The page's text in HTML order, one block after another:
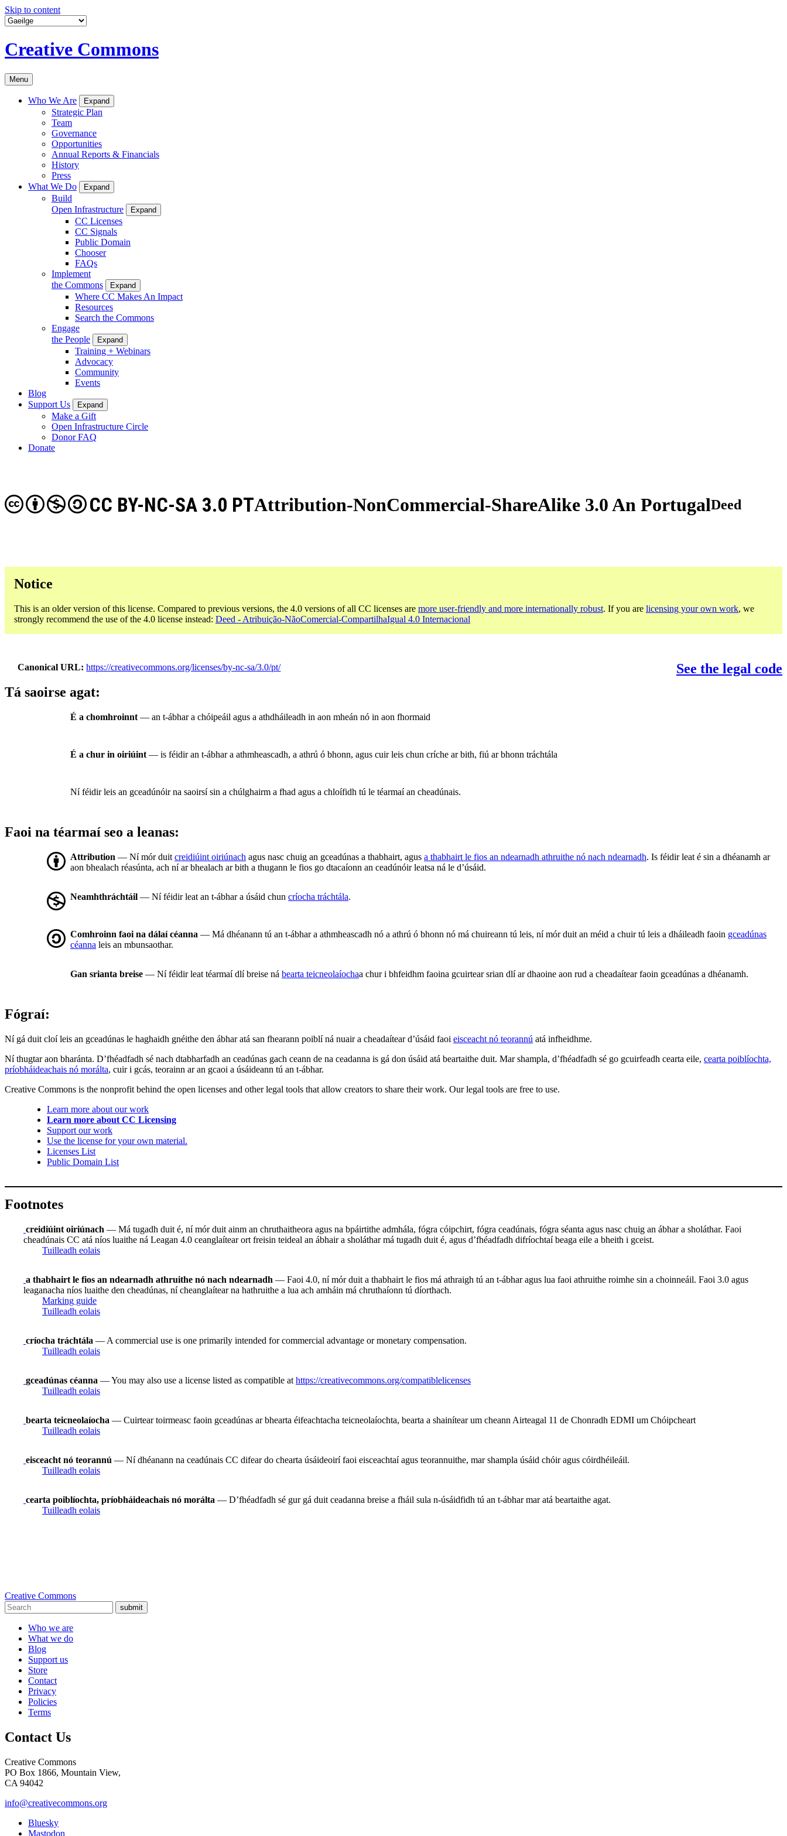
Skip to content
Creative Commons
Menu
Who We Are Expand
Strategic Plan
Team
Governance
Opportunities
Annual Reports & Financials
History
Press
What We Do
Expand
Build
Open Infrastructure
Expand
CC Licenses
CC Signals
Public Domain
Chooser
FAQs
Implement
the Commons
Expand
Where CC Makes An Impact
Resources
Search the Commons
Engage
the People
Expand
Training + Webinars
Advocacy
Community
Events
Blog
Support Us
Expand
Make a Gift
Open Infrastructure Circle
Donor FAQ
Donate
Attribution-NonCommercial-ShareAlike 3.0 An Portugal
CC BY-NC-SA 3.0 PT Deed
Notice
This is an older version of this license. Compared to previous versions, the 4.0 versions of all CC licenses are more user-friendly and more internationally robust. If you are licensing your own work, we
strongly recommend the use of the 4.0 license instead: Deed - Atribuição-NãoComercial-CompartilhaIgual 4.0 Internacional
Canonical URL https://creativecommons.org/licenses/by-nc-sa/3.0/pt/
See the legal code
Tá saoirse agat:
É a chomhroinnt — an t-ábhar a chóipeáil agus a athdháileadh in aon mheán nó in aon fhormaid
É a chur in oiriúint — is féidir an t-ábhar a athmheascadh, a athrú ó bhonn, agus cuir leis chun críche ar bith, fiú ar bhonn tráchtála
Ní féidir leis an gceadúnóir na saoirsí sin a chúlghairm a fhad agus a chloífidh tú le téarmaí an cheadúnais.
Faoi na téarmaí seo a leanas:
Attribution — Ní mór duit creidiúint oiriúnach agus nasc chuig an gceadúnas a thabhairt, agus a thabhairt le fios an ndearnadh athruithe nó nach ndearnadh. Is féidir leat é sin a dhéanamh ar
aon bhealach réasúnta, ach ní ar bhealach ar bith a thugann le fios go dtacaíonn an ceadúnóir leatsa ná le d’úsáid.
Neamhthráchtáil — Ní féidir leat an t-ábhar a úsáid chun críocha tráchtála.
Comhroinn faoi na dálaí céanna — Má dhéanann tú an t-ábhar a athmheascadh nó a athrú ó bhonn nó má chuireann tú leis, ní mór duit an méid a chuir tú leis a dháileadh faoin gceadúnas
céanna leis an mbunsaothar.
Gan srianta breise — Ní féidir leat téarmaí dlí breise ná bearta teicneolaíochaa chur i bhfeidhm faoina gcuirtear srian dlí ar dhaoine aon rud a cheadaítear faoin gceadúnas a dhéanamh.
Fógraí:
Ní gá duit cloí leis an gceadúnas le haghaidh gnéithe den ábhar atá san fhearann poiblí ná nuair a cheadaítear d’úsáid faoi eisceacht nó teorannú atá infheidhme.
Ní thugtar aon bharánta. D’fhéadfadh sé nach dtabharfadh an ceadúnas gach ceann de na ceadanna is gá don úsáid atá beartaithe duit. Mar shampla, d’fhéadfadh sé go gcuirfeadh cearta eile, cearta poiblíochta,
príobháideachais nó morálta, cuir i gcás, teorainn ar an gcaoi a úsáideann tú an t-ábhar.
Creative Commons is the nonprofit behind the open licenses and other legal tools that allow creators to share their work. Our legal tools are free to use.
Learn more about our work
Learn more about CC Licensing
Support our work
Use the license for your own material.
Licenses List
Public Domain List
Footnotes
creidiúint oiriúnach — Má tugadh duit é, ní mór duit ainm an chruthaitheora agus na bpáirtithe admhála, fógra cóipchirt, fógra ceadúnais, fógra séanta agus nasc chuig an ábhar a sholáthar. Faoi
cheadúnais CC atá níos luaithe ná Leagan 4.0 ceanglaítear ort freisin teideal an ábhair a sholáthar má tugadh duit é, agus d’fhéadfadh difríochtaí beaga eile a bheith i gceist.
Tuilleadh eolais
a thabhairt le fios an ndearnadh athruithe nó nach ndearnadh — Faoi 4.0, ní mór duit a thabhairt le fios má athraigh tú an t-ábhar agus lua faoi athruithe roimhe sin a choinneáil. Faoi 3.0 agus
leaganacha níos luaithe den cheadúnas, ní cheanglaítear na hathruithe a lua ach amháin má chruthaíonn tú díorthach.
Marking guide
Tuilleadh eolais
críocha tráchtála — A commercial use is one primarily intended for commercial advantage or monetary compensation.
Tuilleadh eolais
gceadúnas céanna — You may also use a license listed as compatible at https://creativecommons.org/compatiblelicenses
Tuilleadh eolais
bearta teicneolaíocha — Cuirtear toirmeasc faoin gceadúnas ar bhearta éifeachtacha teicneolaíochta, bearta a shainítear um cheann Airteagal 11 de Chonradh EDMI um Chóipcheart
Tuilleadh eolais
eisceacht nó teorannú — Ní dhéanann na ceadúnais CC difear do chearta úsáideoirí faoi eisceachtaí agus teorannuithe, mar shampla úsáid chóir agus cóirdhéileáil.
Tuilleadh eolais
cearta poiblíochta, príobháideachais nó morálta — D’fhéadfadh sé gur gá duit ceadanna breise a fháil sula n-úsáidfidh tú an t-ábhar mar atá beartaithe agat.
Tuilleadh eolais
Creative Commons
submit
Who we are
What we do
Blog
Support us
Store
Contact
Privacy
Policies
Terms
Contact Us
Creative Commons
PO Box 1866, Mountain View,
CA 94042
info@creativecommons.org
Bluesky
Mastodon